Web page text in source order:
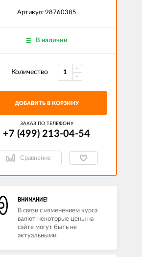
Артикул: 98760385
В наличии
Количество
ДОБАВИТЬ В КОРЗИНУ
ЗАКАЗ ПО ТЕЛЕФОНУ
+7 (499) 213-04-54​
Сравнение
ВНИМАНИЕ!
В связи с изменением курса
валют некоторые цены на
сайте могут быть не
актуальными.